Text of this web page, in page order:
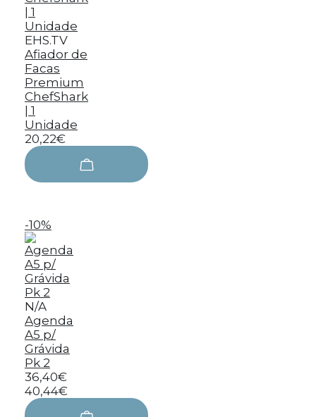
EHS.TV
Afiador de
Facas
Premium
ChefShark
| 1
Unidade
20,22€
-10%
N/A
Agenda
A5 p/
Grávida
Pk 2
36,40€
40,44€